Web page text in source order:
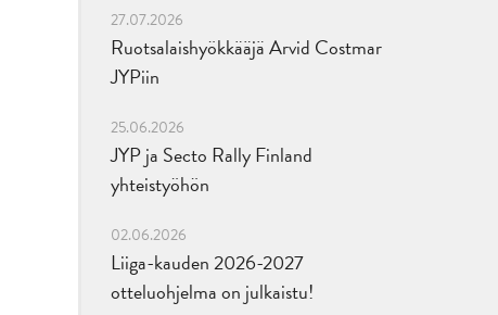
27.07.2026
Ruotsalaishyökkääjä Arvid Costmar
JYPiin
25.06.2026
JYP ja Secto Rally Finland
yhteistyöhön
02.06.2026
Liiga-kauden 2026-2027
otteluohjelma on julkaistu!